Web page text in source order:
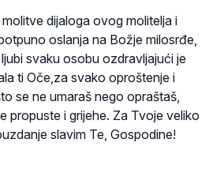
dijaloga ovog molitelja i
oslanja na Božje milosrđe,
svaku osobu ozdravljajući je
ti Oče,za svako oproštenje i
se ne umaraš nego opraštaš,
propuste i grijehe. Za Tvoje veliko
slavim Te, Gospodine!